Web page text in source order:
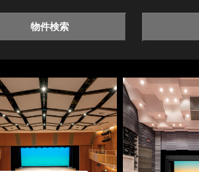
物件検索